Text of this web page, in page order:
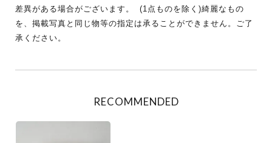
差異がある場合がございます。 (1点ものを除く)綺麗なもの
を、掲載写真と同じ物等の指定は承ることができません。ご了
承ください。
RECOMMENDED